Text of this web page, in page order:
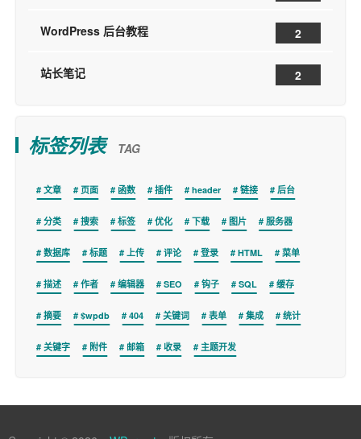
WordPress 后台教程 2
站长笔记 2
标签列表 TAG
文章 页面 函数 插件 header 链接 后台
分类 搜索 标签 优化 下载 图片 服务器
数据库 标题 上传 评论 登录 HTML 菜单
描述 作者 编辑器 SEO 钩子 SQL 缓存
摘要 $wpdb 404 关键词 表单 集成 统计
关键字 附件 邮箱 收录 主题开发